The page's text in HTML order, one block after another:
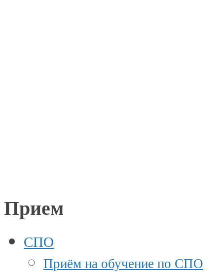
Прием
СПО
Приём на обучение по СПО